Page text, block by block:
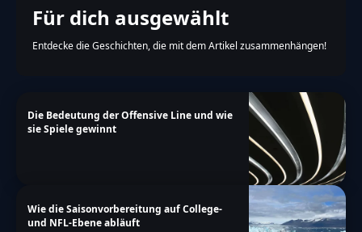
Für dich ausgewählt
Entdecke die Geschichten, die mit dem Artikel zusammenhängen!
Die Bedeutung der Offensive Line und wie
sie Spiele gewinnt
Wie die Saisonvorbereitung auf College-
und NFL-Ebene abläuft